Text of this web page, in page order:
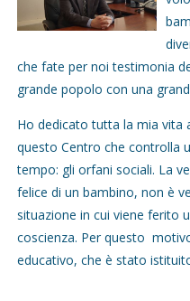
che fate per noi testimonia
grande popolo con una
Ho dedicato tutta la mia vita
questo Centro che controlla
tempo: gli orfani sociali. La
felice di un bambino, non è
situazione in cui viene ferito
coscienza. Per questo
educativo, che è stato